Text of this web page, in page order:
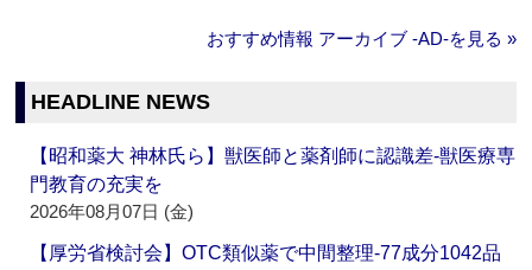
おすすめ情報 アーカイブ ‐AD‐を見る »
HEADLINE NEWS
【昭和薬大 神林氏ら】獣医師と薬剤師に認識差‐獣医療専
門教育の充実を
2026年08月07日 (金)
【厚労省検討会】OTC類似薬で中間整理‐77成分1042品